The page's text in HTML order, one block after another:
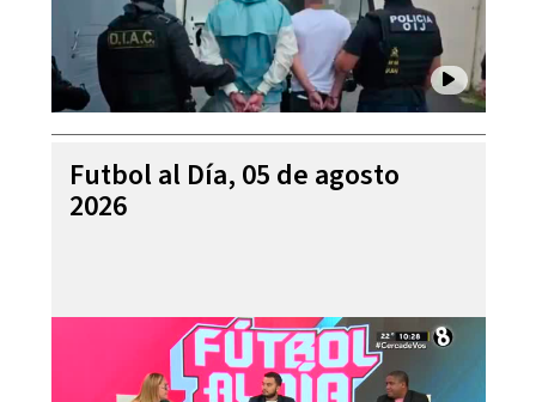
Futbol al Día, 05 de agosto
2026